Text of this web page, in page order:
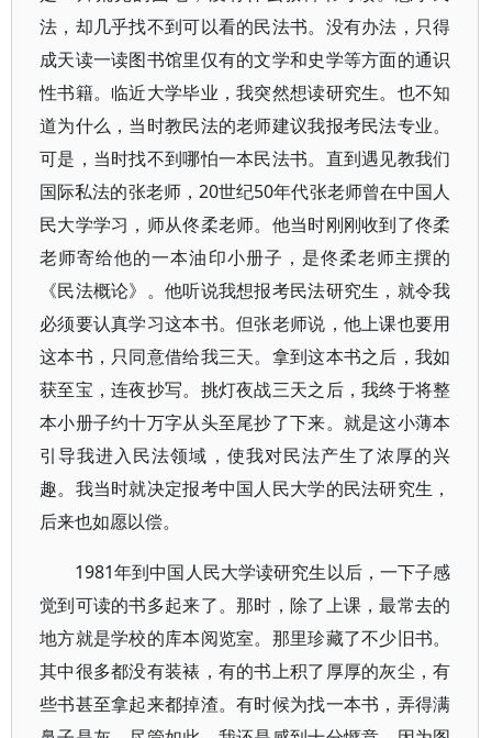
法，却几乎找不到可以看的民法书。没有办法，只得
成天读一读图书馆里仅有的文学和史学等方面的通识
性书籍。临近大学毕业，我突然想读研究生。也不知
道为什么，当时教民法的老师建议我报考民法专业。
可是，当时找不到哪怕一本民法书。直到遇见教我们
国际私法的张老师，20世纪50年代张老师曾在中国人
民大学学习，师从佟柔老师。他当时刚刚收到了佟柔
老师寄给他的一本油印小册子，是佟柔老师主撰的
《民法概论》。他听说我想报考民法研究生，就令我
必须要认真学习这本书。但张老师说，他上课也要用
这本书，只同意借给我三天。拿到这本书之后，我如
获至宝，连夜抄写。挑灯夜战三天之后，我终于将整
本小册子约十万字从头至尾抄了下来。就是这小薄本
引导我进入民法领域，使我对民法产生了浓厚的兴
趣。我当时就决定报考中国人民大学的民法研究生，
后来也如愿以偿。
1981年到中国人民大学读研究生以后，一下子感
觉到可读的书多起来了。那时，除了上课，最常去的
地方就是学校的库本阅览室。那里珍藏了不少旧书。
其中很多都没有装裱，有的书上积了厚厚的灰尘，有
些书甚至拿起来都掉渣。有时候为找一本书，弄得满